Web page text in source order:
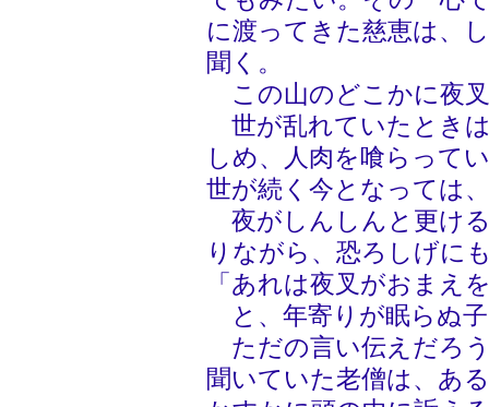
に渡ってきた慈恵は、
聞く。
この山のどこかに夜
世が乱れていたとき
しめ、人肉を喰らって
世が続く今となっては
夜がしんしんと更け
りながら、恐ろしげに
「あれは夜叉がおまえ
と、年寄りが眠らぬ
ただの言い伝えだろ
聞いていた老僧は、あ